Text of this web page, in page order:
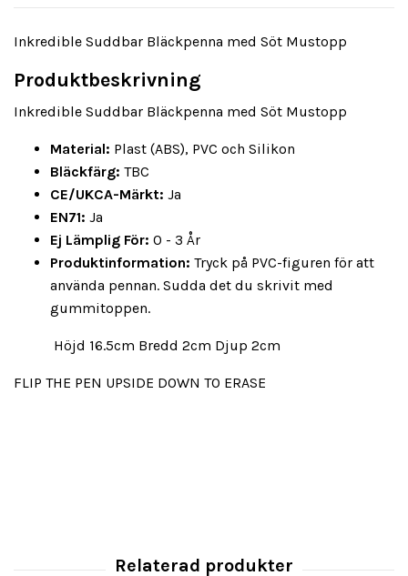
Inkredible Suddbar Bläckpenna med Söt Mustopp
Produktbeskrivning
Inkredible Suddbar Bläckpenna med Söt Mustopp
Material: Plast (ABS), PVC och Silikon
Bläckfärg: TBC
CE/UKCA-Märkt: Ja
EN71: Ja
Ej Lämplig För: 0 - 3 År
Produktinformation: Tryck på PVC-figuren för att
använda pennan. Sudda det du skrivit med
gummitoppen.
Höjd 16.5cm Bredd 2cm Djup 2cm
FLIP THE PEN UPSIDE DOWN TO ERASE